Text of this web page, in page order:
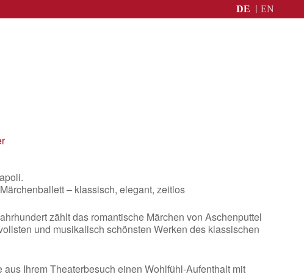
DE EN
– klassisch, elegant, zeitlos
zählt das romantische Märchen von Aschenputtel
und musikalisch schönsten Werken des klassischen
aus Ihrem Theaterbesuch einen Wohlfühl-Aufenthalt mit